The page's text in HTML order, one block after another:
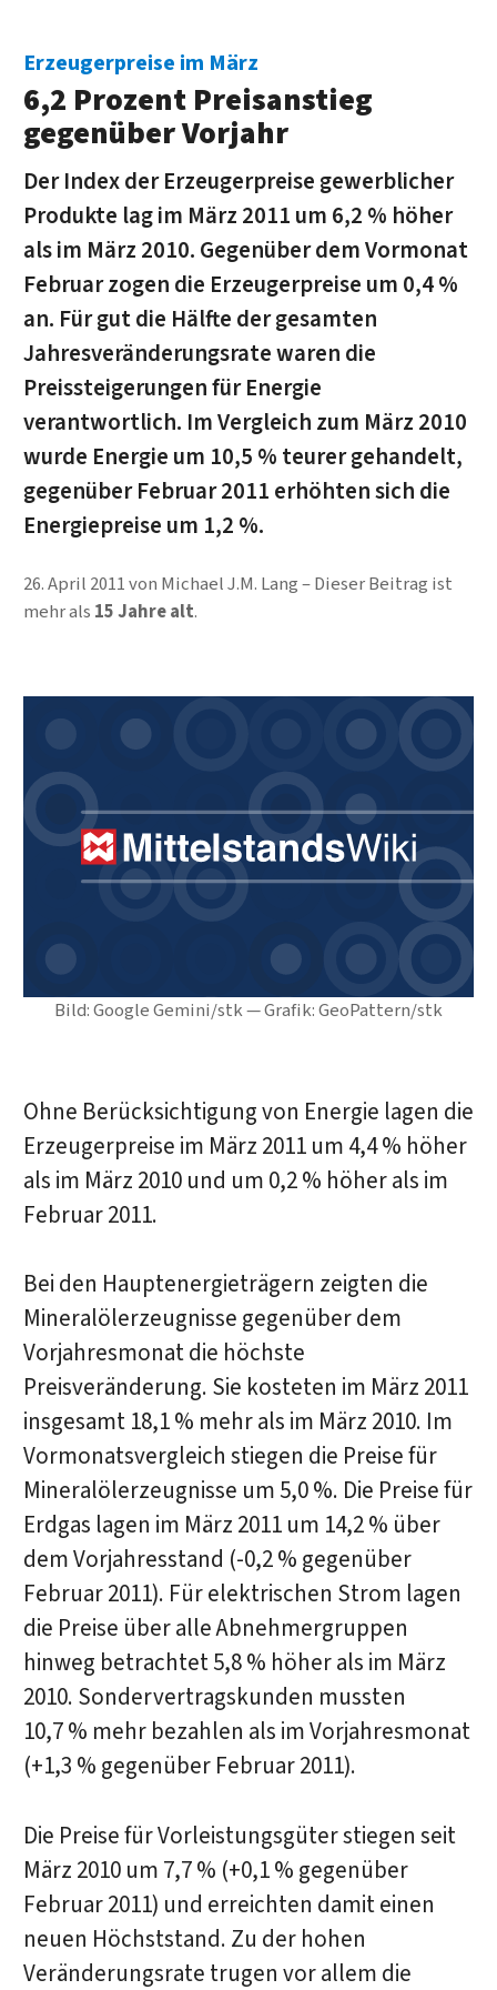
Bild: Google Gemini/stk — Grafik: GeoPattern/stk
Erzeugerpreise im März
6,2 Prozent Preisanstieg
gegenüber Vorjahr
Der Index der Erzeugerpreise gewerblicher
Produkte lag im März 2011 um 6,2 % höher
als im März 2010. Gegenüber dem Vormonat
Februar zogen die Erzeugerpreise um 0,4 %
an. Für gut die Hälfte der gesam­ten
Jahresveränderungsrate waren die
Preissteigerungen für Energie
verantwortlich. Im Vergleich zum März 2010
wurde Energie um 10,5 % teurer gehandelt,
gegenüber Februar 2011 erhöhten sich die
Energie­preise um 1,2 %.
26. April 2011von Michael J.M. Lang
Dieser Beitrag ist
mehr als 15 Jahre alt.
Ohne Berücksichtigung von Energie lagen die
Erzeugerpreise im März 2011 um 4,4 % höher
als im März 2010 und um 0,2 % höher als im
Februar 2011.
Bei den Hauptenergieträgern zeigten die
Mineralölerzeugnisse gegenüber dem
Vorjahresmonat die höchste
Preisveränderung. Sie kosteten im März 2011
insgesamt 18,1 % mehr als im März 2010. Im
Vormonatsvergleich stiegen die Preise für
Mineralölerzeugnisse um 5,0 %. Die Preise für
Erdgas lagen im März 2011 um 14,2 % über
dem Vorjahresstand (-0,2 % gegenüber
Februar 2011). Für elektrischen Strom lagen
die Preise über alle Abnehmergruppen
hinweg betrachtet 5,8 % höher als im März
2010. Sondervertragskunden mussten
10,7 % mehr bezahlen als im Vorjahresmonat
(+1,3 % gegenüber Februar 2011).
Die Preise für Vorleistungsgüter stiegen seit
März 2010 um 7,7 % (+0,1 % gegenüber
Februar 2011) und erreichten damit einen
neuen Höchststand. Zu der hohen
Veränderungsrate trugen vor allem die